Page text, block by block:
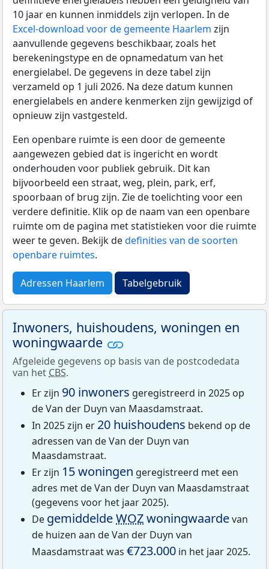
10 jaar en kunnen inmiddels zijn verlopen. In de
Excel-download voor de gemeente Haarlem zijn
aanvullende gegevens beschikbaar, zoals het
berekeningstype en de opnamedatum van het
energielabel. De gegevens in deze tabel zijn
verzameld op 1 juli 2026. Na deze datum kunnen
energielabels en andere kenmerken zijn gewijzigd of
opnieuw zijn vastgesteld.
Een openbare ruimte is een door de gemeente
aangewezen gebied dat is ingericht en wordt
onderhouden voor publiek gebruik. Dit kan
bijvoorbeeld een straat, weg, plein, park, erf,
spoorbaan of brug zijn. Zie de toelichting voor een
verdere definitie. Klik op de naam van een openbare
ruimte om de pagina met statistieken voor die ruimte
weer te geven. Bekijk dedefinities van de soorten
openbare ruimtes.
Adressen Haarlem Tabelgebruik
Inwoners, huishoudens, woningen en
woningwaarde
Afgeleide gegevens op basis van de postcodedata
van het CBS.
Er zijn 90 inwoners geregistreerd in 2025 op
de Van der Duyn van Maasdamstraat.
In 2025 zijn er 20 huishoudens bekend op de
adressen van de Van der Duyn van
Maasdamstraat.
Er zijn 15 woningen geregistreerd met een
adres met de Van der Duyn van Maasdamstraat
(gegevens voor het jaar 2025).
De gemiddeldeWOZwoningwaardevan
de huizen aan de Van der Duyn van
Maasdamstraat was €723.000 in het jaar 2025.